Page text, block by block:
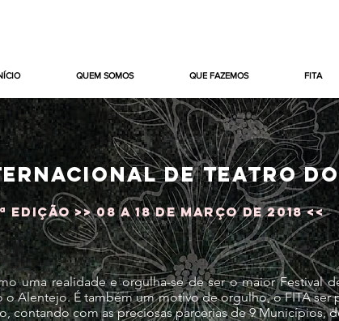
QUEM SOMOS QUE FAZEMOS FITA
DE TEATRO
EDIÇÃO >> 08 A 18 DE MARÇO DE 2018 <<
uma realidade e orgulha-se de ser o maior Festival
Alentejo. É também um motivo de orgulho, o FITA ser
contando com as preciosas parcerias de 9 Municípios,